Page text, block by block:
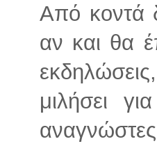
Από κοντά
αν και θα
μιλήσει